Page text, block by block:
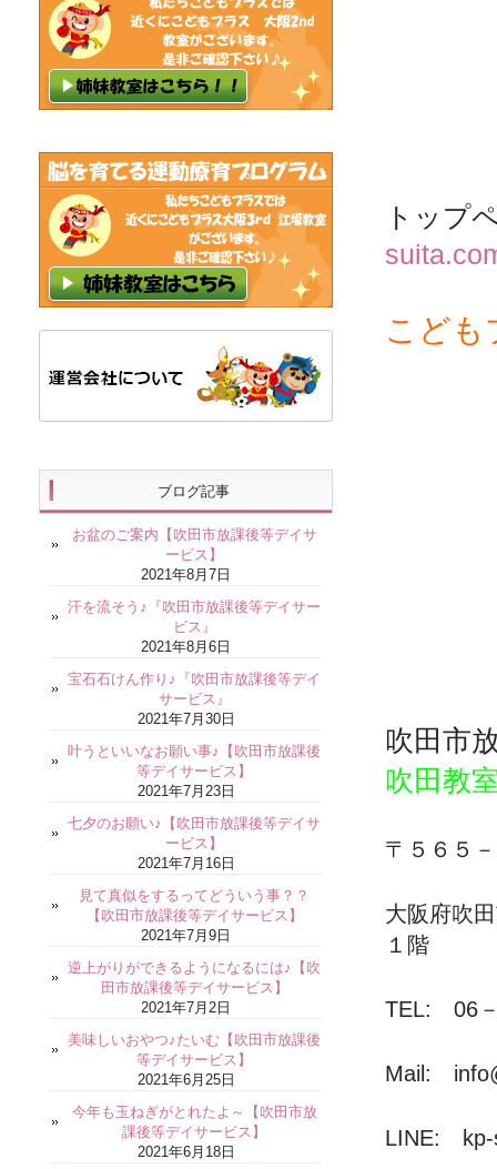
トップ
こども
吹田市
吹田教
〒５６５
大阪府吹
１階
TEL: 06
Mail:
LINE: kp-
ブログ記事
お盆のご案内【吹田市放課後等デイサ
ービス】
2021年8月7日
汗を流そう♪『吹田市放課後等デイサー
ビス』
2021年8月6日
宝石石けん作り♪『吹田市放課後等デイ
サービス』
2021年7月30日
叶うといいなお願い事♪【吹田市放課後
等デイサービス】
2021年7月23日
七夕のお願い♪【吹田市放課後等デイサ
ービス】
2021年7月16日
見て真似をするってどういう事？？
【吹田市放課後等デイサービス】
2021年7月9日
逆上がりができるようになるには♪【吹
田市放課後等デイサービス】
2021年7月2日
美味しいおやつ♪たいむ【吹田市放課後
等デイサービス】
2021年6月25日
今年も玉ねぎがとれたよ～【吹田市放
課後等デイサービス】
2021年6月18日